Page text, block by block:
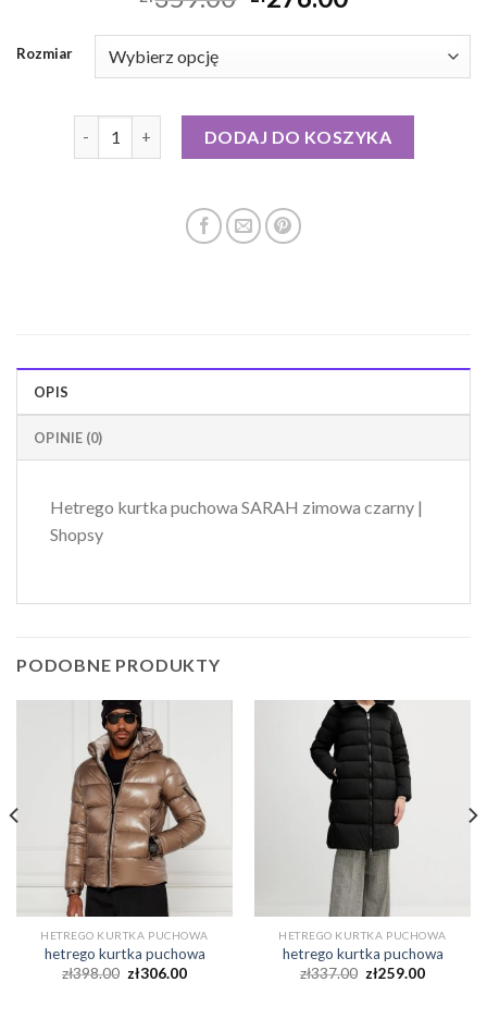
Rozmiar
DODAJ DO KOSZYKA
OPIS
OPINIE (0)
Hetrego kurtka puchowa SARAH zimowa czarny |
Shopsy
PODOBNE PRODUKTY
HETREGO KURTKA PUCHOWA
hetrego kurtka puchowa
zł398.00 zł306.00
HETREGO KURTKA PUCHOWA
hetrego kurtka puchowa
zł337.00 zł259.00